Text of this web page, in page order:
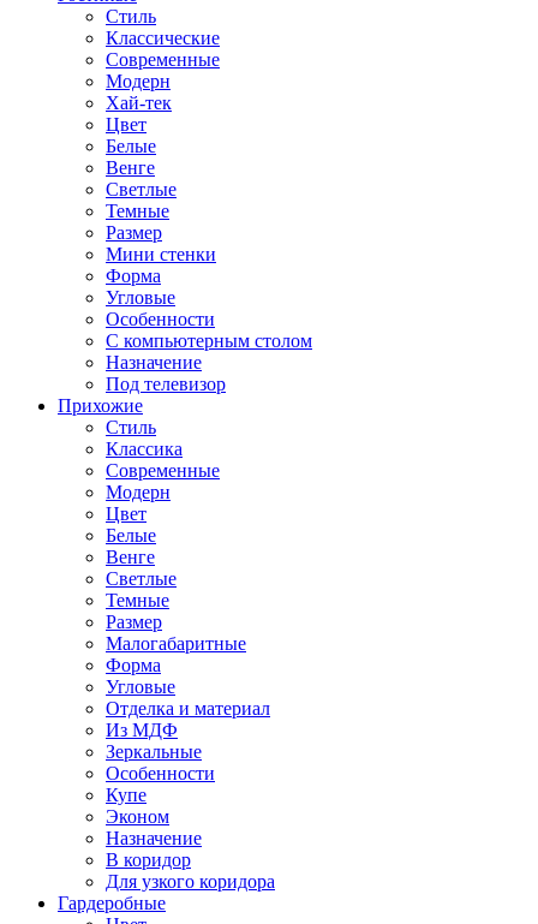
Стиль
Классические
Современные
Модерн
Хай-тек
Цвет
Белые
Венге
Светлые
Темные
Размер
Мини стенки
Форма
Угловые
Особенности
С компьютерным столом
Назначение
Под телевизор
Прихожие
Стиль
Классика
Современные
Модерн
Цвет
Белые
Венге
Светлые
Темные
Размер
Малогабаритные
Форма
Угловые
Отделка и материал
Из МДФ
Зеркальные
Особенности
Купе
Эконом
Назначение
В коридор
Для узкого коридора
Гардеробные